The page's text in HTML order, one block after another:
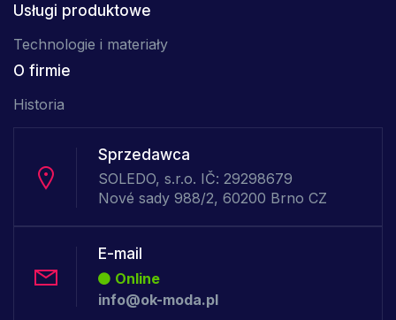
Usługi produktowe
Technologie i materiały
O firmie
Historia
Sprzedawca
SOLEDO, s.r.o. IČ: 29298679
Nové sady 988/2, 60200 Brno CZ
E-mail
Online
info@ok-moda.pl